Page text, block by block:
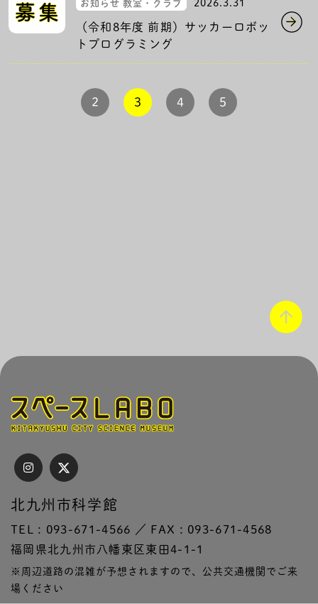
お知らせ 教室・クラブ 2026.3.31
（令和8年度 前期）サッカーロボッ
トプログラミング
2 3 4 5
北九州市科学館
TEL : 093-671-4566 ／ FAX : 093-671-4568
福岡県北九州市八幡東区東田4-1-1
※周辺道路の混雑が予想されますので、公共交通機関でご来
場ください